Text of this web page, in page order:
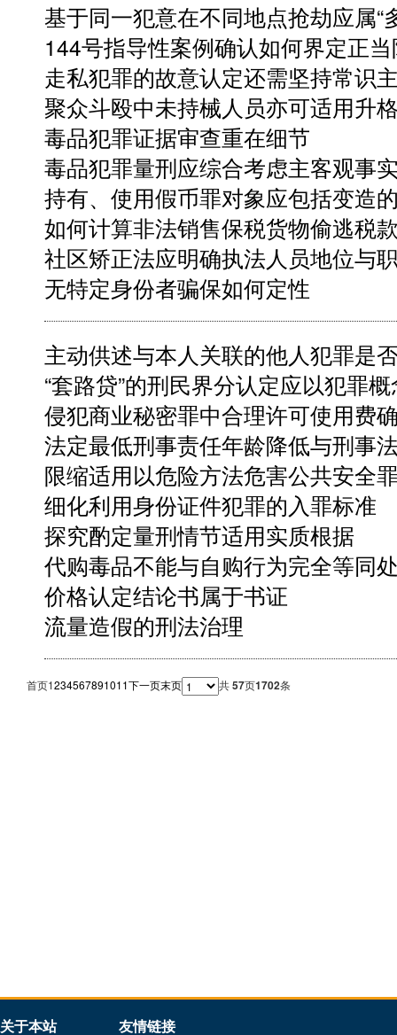
基于同一犯意在不同地点抢劫应属“
144号指导性案例确认如何界定正
走私犯罪的故意认定还需坚持常识
聚众斗殴中未持械人员亦可适用升
毒品犯罪证据审查重在细节
毒品犯罪量刑应综合考虑主客观事
持有、使用假币罪对象应包括变造
如何计算非法销售保税货物偷逃税
社区矫正法应明确执法人员地位与
无特定身份者骗保如何定性
主动供述与本人关联的他人犯罪是
“套路贷”的刑民界分认定应以犯罪
侵犯商业秘密罪中合理许可使用费
法定最低刑事责任年龄降低与刑事
限缩适用以危险方法危害公共安全
细化利用身份证件犯罪的入罪标准
探究酌定量刑情节适用实质根据
代购毒品不能与自购行为完全等同
价格认定结论书属于书证
流量造假的刑法治理
首页1234567891011下一页末页 共57页1702条
关于本站 友情链接